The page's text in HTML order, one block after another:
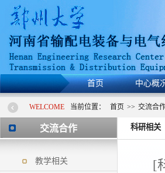
首页 中心概
WELCOME 当前位置： 首页 >> 交流合
交流合作
教学相关
科研相关
[